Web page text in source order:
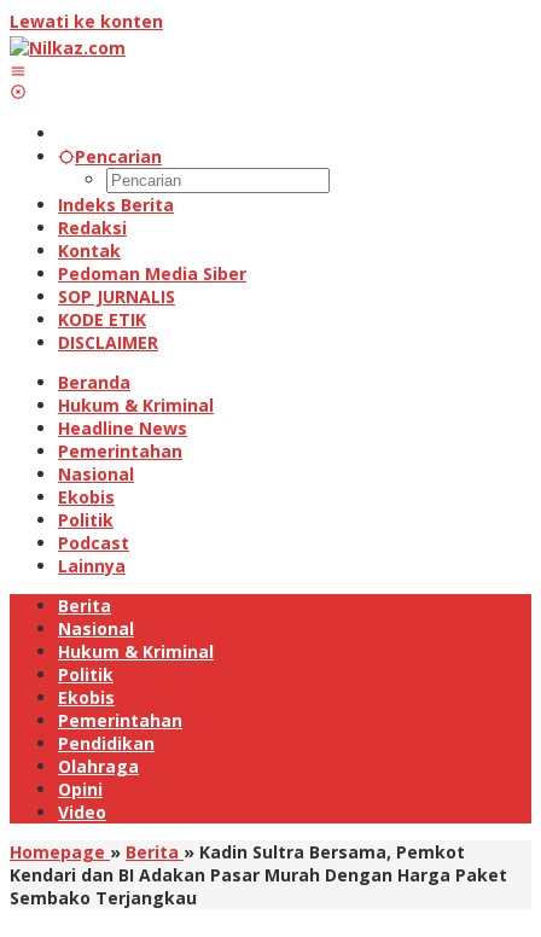
Lewati ke konten
Pencarian
Indeks Berita
Redaksi
Kontak
Pedoman Media Siber
SOP JURNALIS
KODE ETIK
DISCLAIMER
Beranda
Hukum & Kriminal
Headline News
Pemerintahan
Nasional
Ekobis
Politik
Podcast
Lainnya
Berita
Nasional
Hukum & Kriminal
Politik
Ekobis
Pemerintahan
Pendidikan
Olahraga
Opini
Video
Homepage » Berita » Kadin Sultra Bersama, Pemkot
Kendari dan BI Adakan Pasar Murah Dengan Harga Paket
Sembako Terjangkau